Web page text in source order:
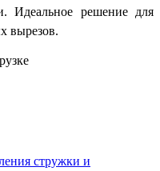
Идеальное решение для
вырезов.